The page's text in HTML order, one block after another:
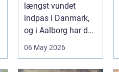
længst vundet
indpas i Danmark,
og i Aalborg har de
deres helt eget li...
06 May 2026